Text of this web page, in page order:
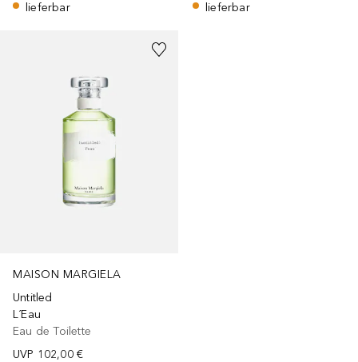
lieferbar
lieferbar
MAISON MARGIELA
Untitled
L´Eau
Eau de Toilette
UVP 102,00 €